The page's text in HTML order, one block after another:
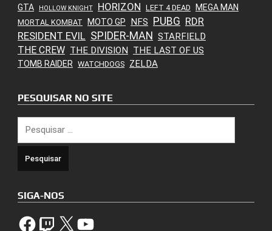
GTA HOLLOW KNIGHT HORIZON LEFT 4 DEAD MEGA MAN
MORTAL KOMBAT MOTO GP NFS PUBG RDR
RESIDENT EVIL SPIDER-MAN STARFIELD
THE CREW THE DIVISION THE LAST OF US
TOMB RAIDER WATCHDOGS ZELDA
PESQUISAR NO SITE
por:
SIGA-NOS
FacebookTwitch X YouTube